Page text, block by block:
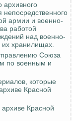
архивного
армии и военно-
работой
над военно-
хранилищах.
Союза
по военным и
которые
Красной
Красной